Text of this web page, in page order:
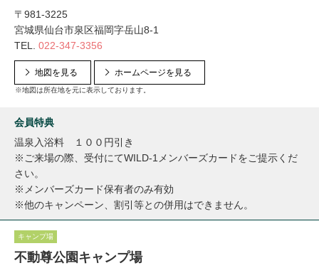
〒981-3225
宮城県仙台市泉区福岡字岳山8-1
TEL. 022-347-3356
地図を見る
※地図は所在地を元に表示しております。
ホームページを見る
会員特典
温泉入浴料 １００円引き
※ご来場の際、受付にてWILD-1メンバーズカードをご提示くだ
さい。
※メンバーズカード保有者のみ有効
※他のキャンペーン、割引等との併用はできません。
キャンプ場
不動尊公園キャンプ場